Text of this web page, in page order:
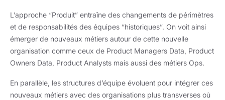
L’approche “Produit” entraîne des changements de périmètres
et de responsabilités des équipes “historiques”. On voit ainsi
émerger de nouveaux métiers autour de cette nouvelle
organisation comme ceux de Product Managers Data, Product
Owners Data, Product Analysts mais aussi des métiers Ops.
En parallèle, les structures d’équipe évoluent pour intégrer ces
nouveaux métiers avec des organisations plus transverses où